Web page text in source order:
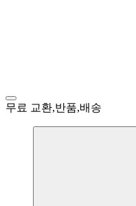
무료 교환,반품,배송